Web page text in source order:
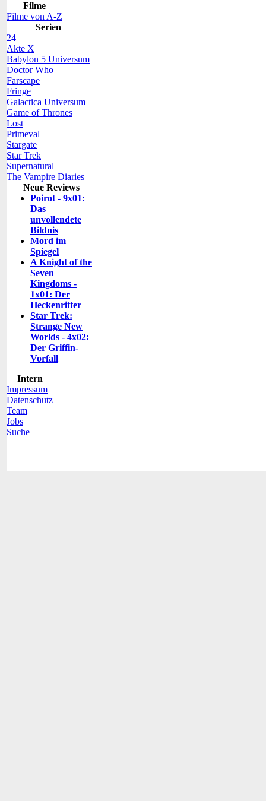
Filme
Filme von A-Z
Serien
24
Akte X
Babylon 5 Universum
Doctor Who
Farscape
Fringe
Galactica Universum
Game of Thrones
Lost
Primeval
Stargate
Star Trek
Supernatural
The Vampire Diaries
Neue Reviews
Poirot - 9x01:
Das
unvollendete
Bildnis
Mord im
Spiegel
A Knight of the
Seven
Kingdoms -
1x01: Der
Heckenritter
Star Trek:
Strange New
Worlds - 4x02:
Der Griffin-
Vorfall
Intern
Impressum
Datenschutz
Team
Jobs
Suche